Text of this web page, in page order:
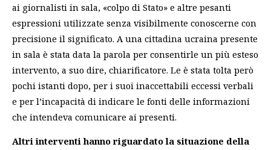
ai giornalisti in sala, «colpo di Stato» e altre pesanti
espressioni utilizzate senza visibilmente conoscerne con
precisione il significato. A una cittadina ucraina presente
in sala è stata data la parola per consentirle un più esteso
intervento, a suo dire, chiarificatore. Le è stata tolta però
pochi istanti dopo, per i suoi inaccettabili eccessi verbali
e per l’incapacità di indicare le fonti delle informazioni
che intendeva comunicare ai presenti.
Altri interventi hanno riguardato la situazione della